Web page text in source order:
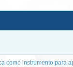
como instrumento para